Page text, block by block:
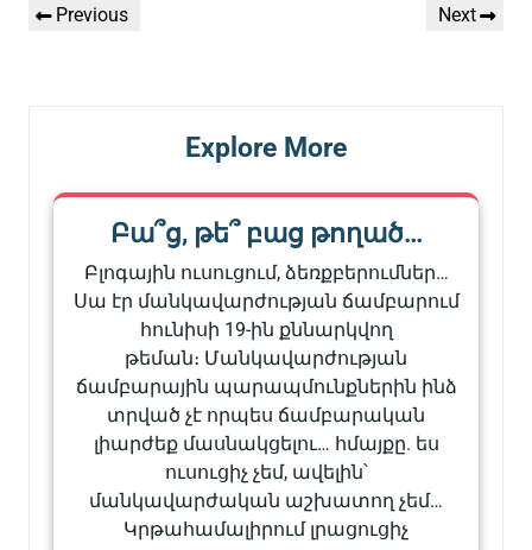
նավարկումը
Previous
Previous
Next
Next
Explore More
Բա՞ց, թե՞ բաց թողած…
Բլոգային ուսուցում, ձեռքբերումներ…
Սա էր մանկավարժության ճամբարում
հունիսի 19-ին քննարկվող
թեման։ Մանկավարժության
ճամբարային պարապմունքներին ինձ
տրված չէ որպես ճամբարական
լիարժեք մասնակցելու… հմայքը. ես
ուսուցիչ չեմ, ավելին՝
մանկավարժական աշխատող չեմ…
Կրթահամալիրում լրացուցիչ